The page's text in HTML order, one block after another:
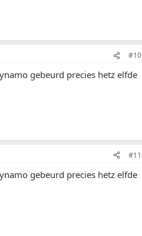
#10
gebeurd precies hetz elfde
#11
gebeurd precies hetz elfde